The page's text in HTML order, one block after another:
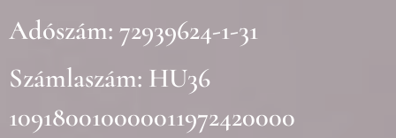
Adószám: 72939624-1-31
Számlaszám: HU36
109180010000011972420000